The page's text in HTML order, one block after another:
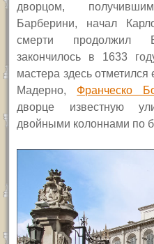
дворцом,
Барберини, начал
смерти продолжил
закончилось в 1633
мастера здесь отметился
Мадерно, Франческо
дворце известную
двойными колоннами по